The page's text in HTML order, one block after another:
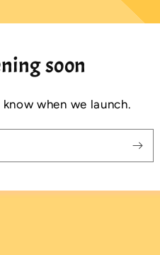
soon
when we launch.